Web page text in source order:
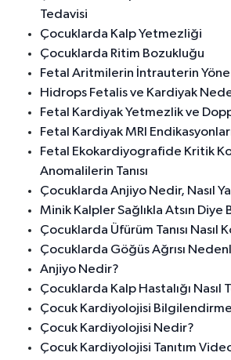
Tedavisi
Çocuklarda Kalp Yetmezliği
Çocuklarda Ritim Bozukluğu
Fetal Aritmilerin İntrauterin
Hidrops Fetalis ve Kardiyak
Fetal Kardiyak Yetmezlik ve
Fetal Kardiyak MRI
Fetal Ekokardiyografide Kritik
Anomalilerin Tanısı
Çocuklarda Anjiyo Nedir, Nasıl
Minik Kalpler Sağlıkla Atsın Diye
Çocuklarda Üfürüm Tanısı Nasıl
Çocuklarda Göğüs Ağrısı
Anjiyo Nedir?
Çocuklarda Kalp Hastalığı Nasıl
Çocuk Kardiyolojisi
Çocuk Kardiyolojisi Nedir?
Çocuk Kardiyolojisi Tanıtım